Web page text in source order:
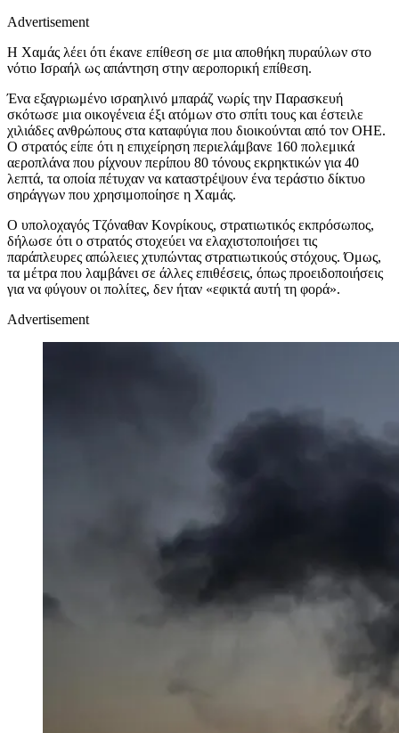
Advertisement
Η Χαμάς λέει ότι έκανε επίθεση σε μια αποθήκη πυραύλων στο
νότιο Ισραήλ ως απάντηση στην αεροπορική επίθεση.
Ένα εξαγριωμένο ισραηλινό μπαράζ νωρίς την Παρασκευή
σκότωσε μια οικογένεια έξι ατόμων στο σπίτι τους και έστειλε
χιλιάδες ανθρώπους στα καταφύγια που διοικούνται από τον ΟΗΕ.
Ο στρατός είπε ότι η επιχείρηση περιελάμβανε 160 πολεμικά
αεροπλάνα που ρίχνουν περίπου 80 τόνους εκρηκτικών για 40
λεπτά, τα οποία πέτυχαν να καταστρέψουν ένα τεράστιο δίκτυο
σηράγγων που χρησιμοποίησε η Χαμάς.
Ο υπολοχαγός Τζόναθαν Κονρίκους, στρατιωτικός εκπρόσωπος,
δήλωσε ότι ο στρατός στοχεύει να ελαχιστοποιήσει τις
παράπλευρες απώλειες χτυπώντας στρατιωτικούς στόχους. Όμως,
τα μέτρα που λαμβάνει σε άλλες επιθέσεις, όπως προειδοποιήσεις
για να φύγουν οι πολίτες, δεν ήταν «εφικτά αυτή τη φορά».
Advertisement